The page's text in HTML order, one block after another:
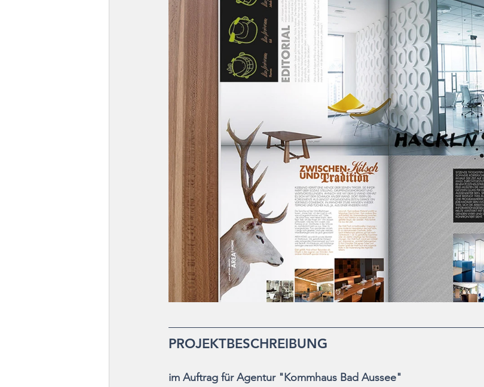
PROJEKTBESCHREIBUNG
im Auftrag für Agentur "Kommhaus Bad Aussee"